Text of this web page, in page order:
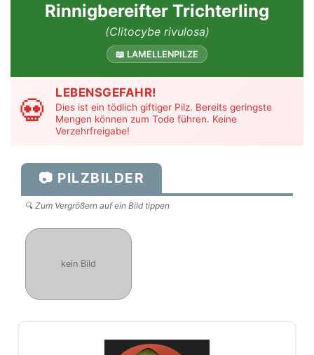
Rinnigbereifter Trichterling
(Clitocybe rivulosa)
📖 LAMELLENPILZE
💀
LEBENSGEFAHR!
Dies ist ein tödlich giftiger Pilz. Bereits geringste
Mengen können zum Tode führen. Keine
Verzehrfreigabe!
📷 PILZBILDER
🔍 Zum Vergrößern auf ein Bild tippen
kein Bild